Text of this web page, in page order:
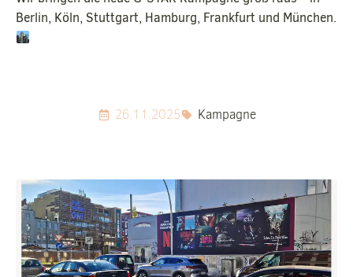
Berlin, Köln, Stuttgart, Hamburg, Frankfurt und München.
26.11.2025 Kampagne